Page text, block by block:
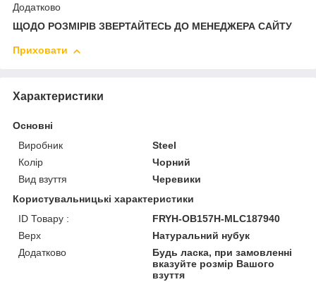
Додатково
ЩОДО РОЗМІРІВ ЗВЕРТАЙТЕСЬ ДО МЕНЕДЖЕРА САЙТУ
Приховати
Характеристики
Основні
Виробник
Steel
Колір
Чорний
Вид взуття
Черевики
Користувальницькі характеристики
ID Товару :
FRYH-OB157H-MLC187940
Верх
Натуральний нубук
Додатково
Будь ласка, при замовленні
вказуйте розмір Вашого
взуття